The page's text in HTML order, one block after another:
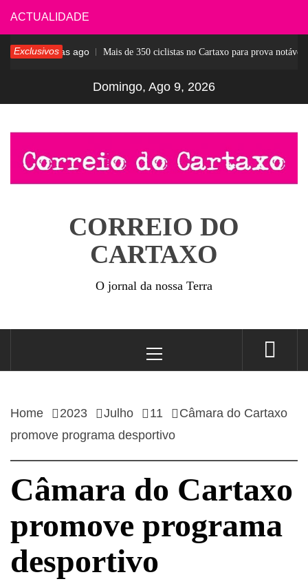
Skip
to
content
ACTUALIDADE
Exclusivos7 dias ago Mais de 350 ciclistas no Cartaxo para prova notável
Domingo, Ago 9, 2026
CORREIO DO
CARTAXO
O jornal da nossa Terra
Menu
Home 2023 Julho 11
Câmara do Cartaxo
promove programa desportivo
Câmara do Cartaxo
promove programa
desportivo